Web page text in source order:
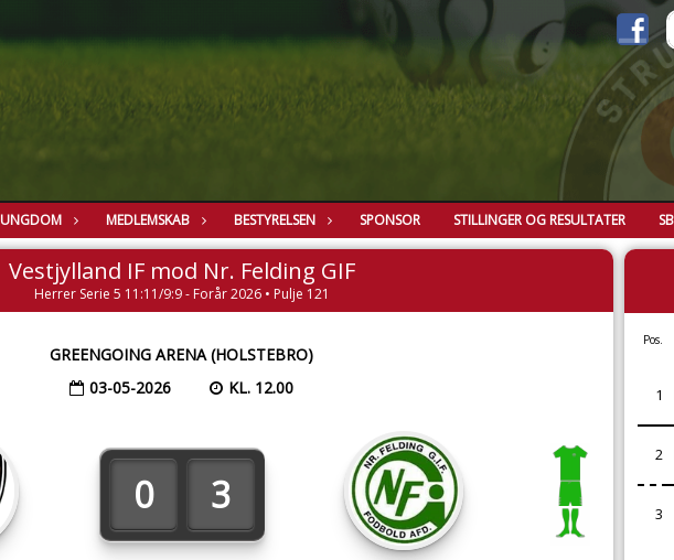
UNGDOM MEDLEMSKAB BESTYRELSEN SPONSOR STILLINGER OG RESULTATER
Vestjylland IF mod Nr. Felding GIF
Herrer Serie 5 11:11/9:9 - Forår 2026 • Pulje 121
GREENGOING ARENA (HOLSTEBRO)
03-05-2026
KL. 12.00
0 3
Pos.
1
2
3